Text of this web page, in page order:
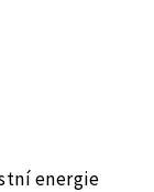
energie